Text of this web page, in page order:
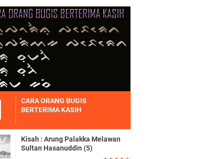
CARA ORANG BUGIS
BERTERIMA KASIH
Kisah : Arung Palakka Melawan
Sultan Hasanuddin (5)